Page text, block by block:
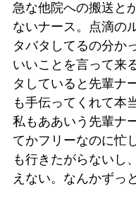
急な他院への搬送と
ないナース。点滴の
タバタしてるの分か
いいことを言って来
タしていると先輩ナ
も手伝ってくれて本
私もああいう先輩ナ
てかフリーなのに忙
も行きたがらないし
えない。なんかずっ